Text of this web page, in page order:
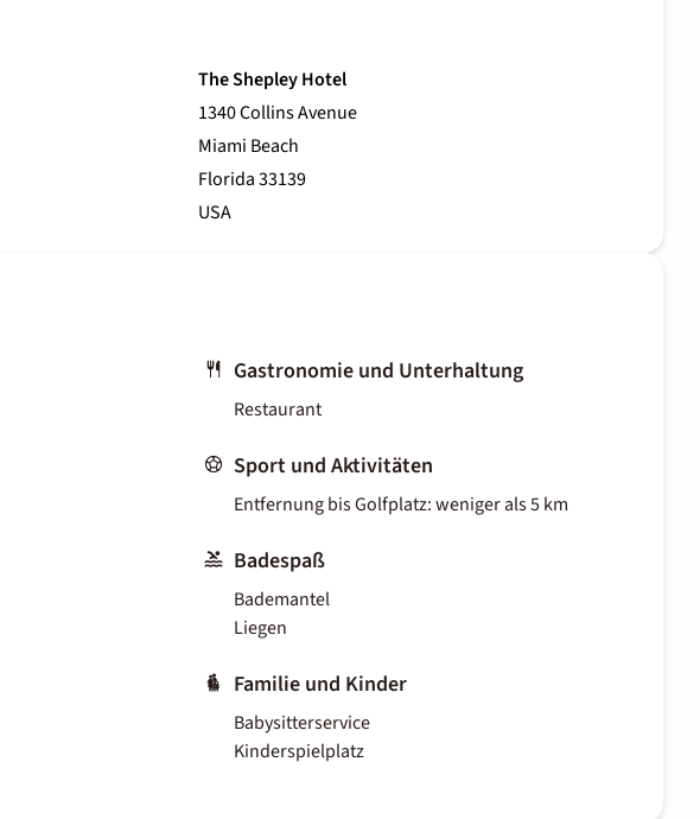
The Shepley Hotel
1340 Collins Avenue
Miami Beach
Florida 33139
USA
Gastronomie und Unterhaltung
Restaurant
Sport und Aktivitäten
Entfernung bis Golfplatz: weniger als 5 km
Badespaß
Bademantel
Liegen
Familie und Kinder
Babysitterservice
Kinderspielplatz